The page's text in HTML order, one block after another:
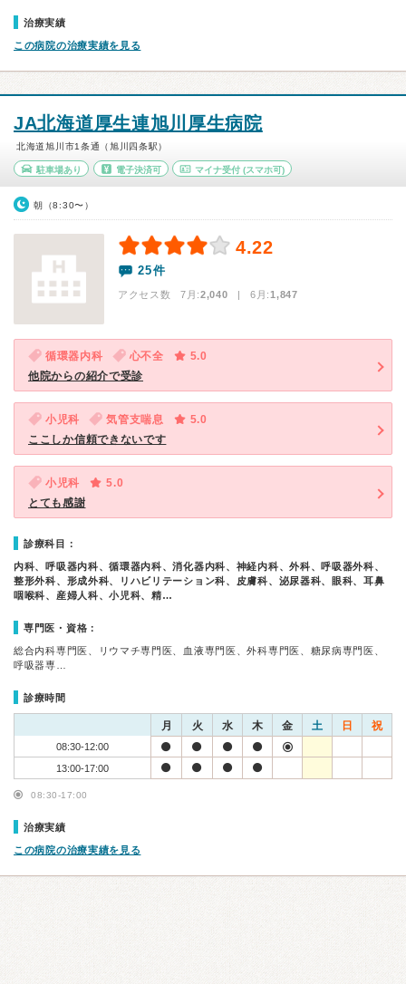
治療実績
この病院の治療実績を見る
JA北海道厚生連旭川厚生病院
北海道旭川市1条通（旭川四条駅）
駐車場あり 電子決済可 マイナ受付 (スマホ可)
朝（8:30〜）
4.22
25件
アクセス数 7月:2,040 | 6月:1,847
循環器内科 心不全
5.0
他院からの紹介で受診
小児科 気管支喘息
5.0
ここしか信頼できないです
小児科
5.0
とても感謝
診療科目：
内科、呼吸器内科、循環器内科、消化器内科、神経内科、外科、呼吸器外科、
整形外科、形成外科、リハビリテーション科、皮膚科、泌尿器科、眼科、耳鼻
咽喉科、産婦人科、小児科、精…
専門医・資格：
総合内科専門医、リウマチ専門医、血液専門医、外科専門医、糖尿病専門医、
呼吸器専…
診療時間
月 火 水 木 金 土 日 祝
08:30-12:00
13:00-17:00
08:30-17:00
治療実績
この病院の治療実績を見る